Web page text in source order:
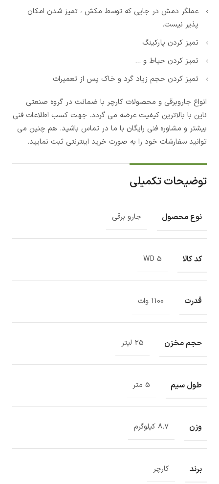
عملگر دمش در جایی که توسط مکش ، تمیز شدن امکان
پذیر نیست.
تمیز کردن پارکینگ
تمیز کردن حیاط و …
تمیز کردن حجم زیاد گرد و خاک پس از تعمیرات
انواع جاروبرقی و محصولات کارچر با ضمانت در گروه صنعتی
ناین با بالاترین کیفیت عرضه می گردد. جهت کسب اطلاعات فنی
بیشتر و مشاوره فنی رایگان با ما در تماس باشید. هم چنین می
توانید سفارشات خود را به صورت خرید اینترنتی ثبت نمایید.
توضیحات تکمیلی
نوع محصول جارو برقی
کد کالا WD 5
قدرت 1100 وات
حجم مخزن 25 لیتر
طول سیم 5 متر
وزن 8.7 کیلوگرم
برند کارچر